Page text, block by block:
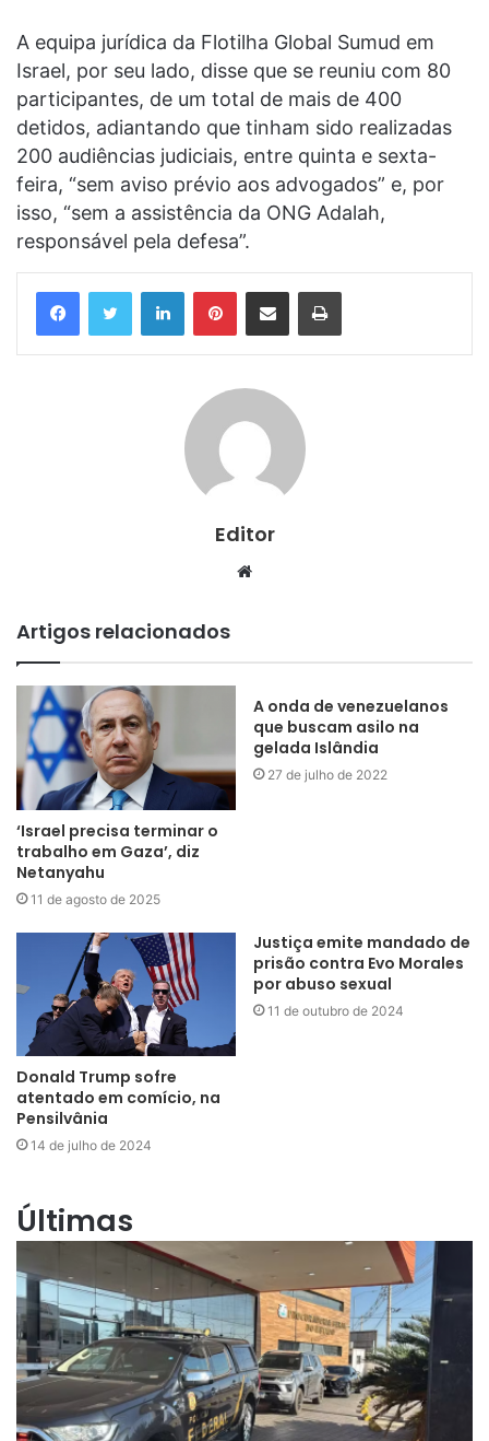
A equipa jurídica da Flotilha Global Sumud em
Israel, por seu lado, disse que se reuniu com 80
participantes, de um total de mais de 400
detidos, adiantando que tinham sido realizadas
200 audiências judiciais, entre quinta e sexta-
feira, “sem aviso prévio aos advogados” e, por
isso, “sem a assistência da ONG Adalah,
responsável pela defesa”.
LinkedinPinterestCompartilhar via e-mail Imprimir
Editor
Website
Artigos relacionados
‘Israel precisa terminar o
trabalho em Gaza’, diz
Netanyahu
11 de agosto de 2025
A onda de venezuelanos
que buscam asilo na
gelada Islândia
27 de julho de 2022
Donald Trump sofre
atentado em comício, na
Pensilvânia
14 de julho de 2024
Justiça emite mandado de
prisão contra Evo Morales
por abuso sexual
11 de outubro de 2024
Últimas